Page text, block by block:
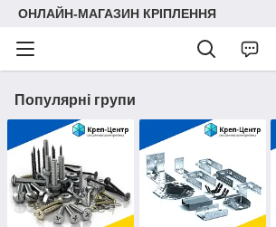
ОНЛАЙН-МАГАЗИН КРІПЛЕННЯ
Популярні групи